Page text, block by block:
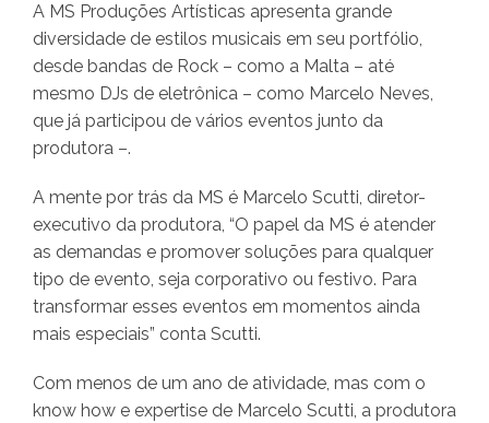
A MS Produções Artísticas apresenta grande
diversidade de estilos musicais em seu portfólio,
desde bandas de Rock – como a Malta – até
mesmo DJs de eletrônica – como Marcelo Neves,
que já participou de vários eventos junto da
produtora –.
A mente por trás da MS é Marcelo Scutti, diretor-
executivo da produtora, “O papel da MS é atender
as demandas e promover soluções para qualquer
tipo de evento, seja corporativo ou festivo. Para
transformar esses eventos em momentos ainda
mais especiais” conta Scutti.
Com menos de um ano de atividade, mas com o
know how e expertise de Marcelo Scutti, a produtora